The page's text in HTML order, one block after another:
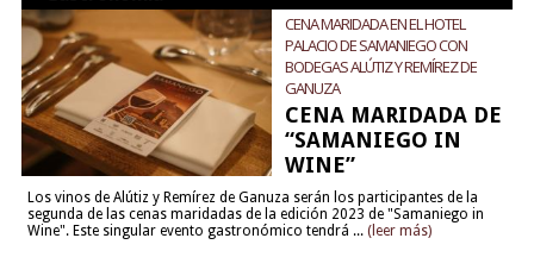
CENA MARIDADA EN EL HOTEL
PALACIO DE SAMANIEGO CON
BODEGAS ALÚTIZ Y REMÍREZ DE
GANUZA
CENA MARIDADA DE
“SAMANIEGO IN
WINE”
Los vinos de Alútiz y Remírez de Ganuza serán los participantes de la
segunda de las cenas maridadas de la edición 2023 de "Samaniego in
Wine". Este singular evento gastronómico tendrá ... (leer más)